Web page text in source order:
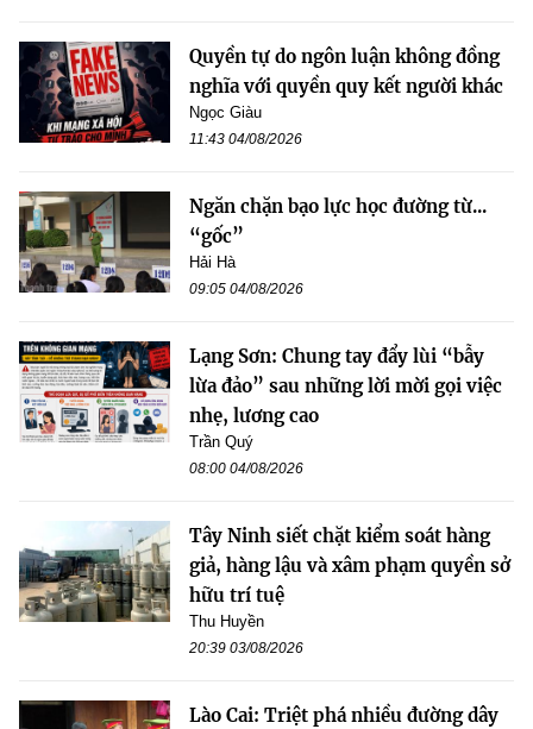
Quyền tự do ngôn luận không đồng
nghĩa với quyền quy kết người khác
Ngọc Giàu
11:43 04/08/2026
Ngăn chặn bạo lực học đường từ...
“gốc”
Hải Hà
09:05 04/08/2026
Lạng Sơn: Chung tay đẩy lùi “bẫy
lừa đảo” sau những lời mời gọi việc
nhẹ, lương cao
Trần Quý
08:00 04/08/2026
Tây Ninh siết chặt kiểm soát hàng
giả, hàng lậu và xâm phạm quyền sở
hữu trí tuệ
Thu Huyền
20:39 03/08/2026
Lào Cai: Triệt phá nhiều đường dây